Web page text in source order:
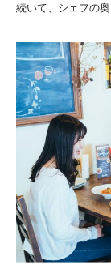
続いて、シェフの